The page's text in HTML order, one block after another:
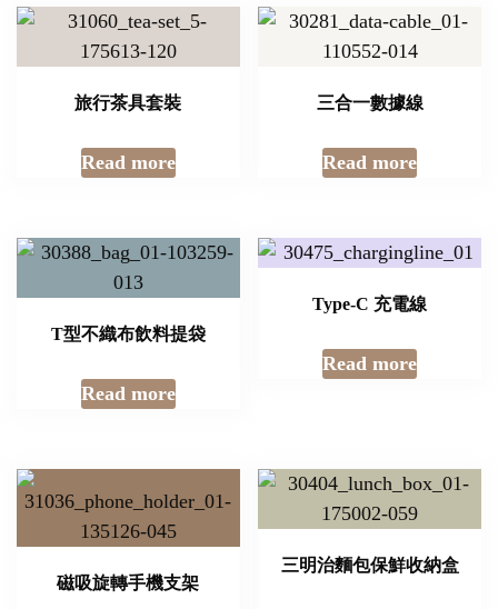
旅行茶具套裝
Read more
三合一數據線
Read more
T型不織布飲料提袋
Read more
Type-C 充電線
Read more
磁吸旋轉手機支架
三明治麵包保鮮收納盒